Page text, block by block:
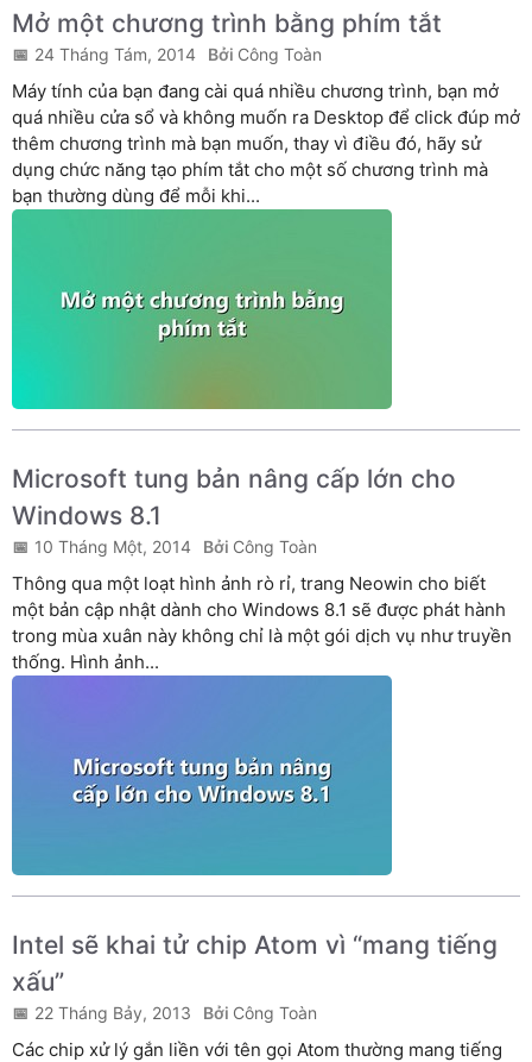
Mở một chương trình bằng phím tắt
24 Tháng Tám, 2014 Công Toàn
Máy tính của bạn đang cài quá nhiều chương trình, bạn mở
quá nhiều cửa sổ và không muốn ra Desktop để click đúp mở
thêm chương trình mà bạn muốn, thay vì điều đó, hãy sử
dụng chức năng tạo phím tắt cho một số chương trình mà
bạn thường dùng để mỗi khi...
Microsoft tung bản nâng cấp lớn cho
Windows 8.1
10 Tháng Một, 2014 Công Toàn
Thông qua một loạt hình ảnh rò rỉ, trang Neowin cho biết
một bản cập nhật dành cho Windows 8.1 sẽ được phát hành
trong mùa xuân này không chỉ là một gói dịch vụ như truyền
thống. Hình ảnh...
Intel sẽ khai tử chip Atom vì “mang tiếng
xấu”
22 Tháng Bảy, 2013 Công Toàn
Các chip xử lý gắn liền với tên gọi Atom thường mang tiếng